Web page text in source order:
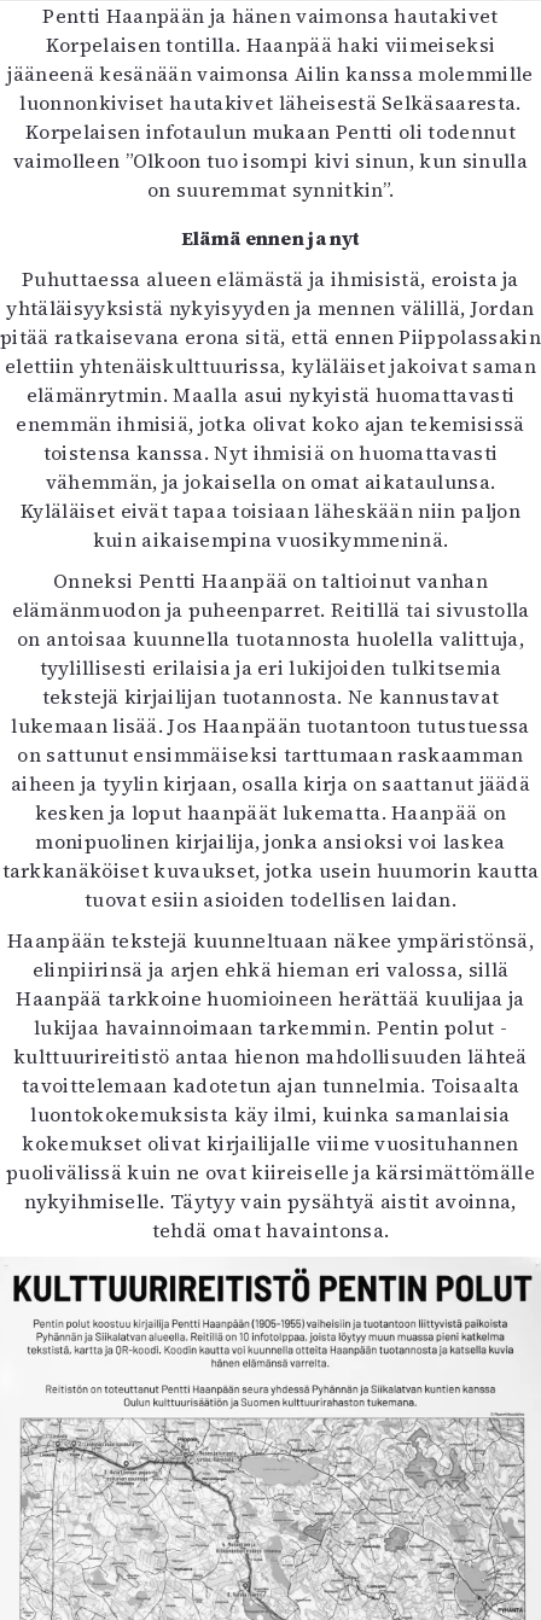
Pentti Haanpään ja hänen vaimonsa hautakivet
Korpelaisen tontilla. Haanpää haki viimeiseksi
jääneenä kesänään vaimonsa Ailin kanssa molemmille
luonnonkiviset hautakivet läheisestä Selkäsaaresta.
Korpelaisen infotaulun mukaan Pentti oli todennut
vaimolleen ”Olkoon tuo isompi kivi sinun, kun sinulla
on suuremmat synnitkin”.
Elämä ennen ja nyt
Puhuttaessa alueen elämästä ja ihmisistä, eroista ja
yhtäläisyyksistä nykyisyyden ja mennen välillä, Jordan
pitää ratkaisevana erona sitä, että ennen Piippolassakin
elettiin yhtenäiskulttuurissa, kyläläiset jakoivat saman
elämänrytmin. Maalla asui nykyistä huomattavasti
enemmän ihmisiä, jotka olivat koko ajan tekemisissä
toistensa kanssa. Nyt ihmisiä on huomattavasti
vähemmän, ja jokaisella on omat aikataulunsa.
Kyläläiset eivät tapaa toisiaan läheskään niin paljon
kuin aikaisempina vuosikymmeninä.
Onneksi Pentti Haanpää on taltioinut vanhan
elämänmuodon ja puheenparret. Reitillä tai sivustolla
on antoisaa kuunnella tuotannosta huolella valittuja,
tyylillisesti erilaisia ja eri lukijoiden tulkitsemia
tekstejä kirjailijan tuotannosta. Ne kannustavat
lukemaan lisää. Jos Haanpään tuotantoon tutustuessa
on sattunut ensimmäiseksi tarttumaan raskaamman
aiheen ja tyylin kirjaan, osalla kirja on saattanut jäädä
kesken ja loput haanpäät lukematta. Haanpää on
monipuolinen kirjailija, jonka ansioksi voi laskea
tarkkanäköiset kuvaukset, jotka usein huumorin kautta
tuovat esiin asioiden todellisen laidan.
Haanpään tekstejä kuunneltuaan näkee ympäristönsä,
elinpiirinsä ja arjen ehkä hieman eri valossa, sillä
Haanpää tarkkoine huomioineen herättää kuulijaa ja
lukijaa havainnoimaan tarkemmin. Pentin polut -
kulttuurireitistö antaa hienon mahdollisuuden lähteä
tavoittelemaan kadotetun ajan tunnelmia. Toisaalta
luontokokemuksista käy ilmi, kuinka samanlaisia
kokemukset olivat kirjailijalle viime vuosituhannen
puolivälissä kuin ne ovat kiireiselle ja kärsimättömälle
nykyihmiselle. Täytyy vain pysähtyä aistit avoinna,
tehdä omat havaintonsa.